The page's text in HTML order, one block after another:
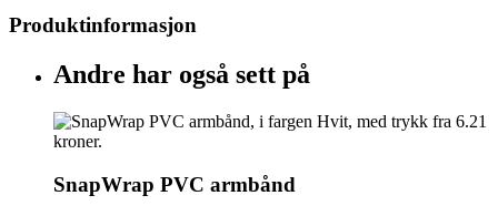
Produktinformasjon
Andre har også sett på
SnapWrap PVC armbånd